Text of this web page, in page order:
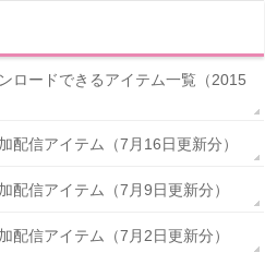
ロードできるアイテム一覧（2015
配信アイテム（7月16日更新分）
配信アイテム（7月9日更新分）
配信アイテム（7月2日更新分）